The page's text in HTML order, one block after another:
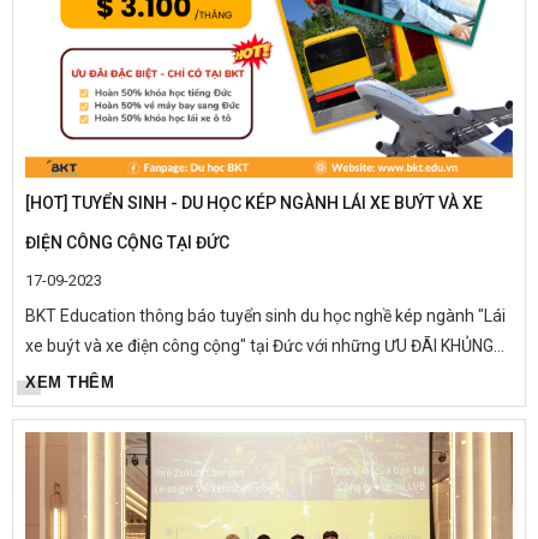
[HOT] TUYỂN SINH - DU HỌC KÉP NGÀNH LÁI XE BUÝT VÀ XE
ĐIỆN CÔNG CỘNG TẠI ĐỨC
17-09-2023
BKT Education thông báo tuyển sinh du học nghề kép ngành "Lái
xe buýt và xe điện công cộng" tại Đức với những ƯU ĐÃI KHỦNG
chưa từng có. BKT cam kết mang tới cho bạn chương trình du
học...
XEM THÊM